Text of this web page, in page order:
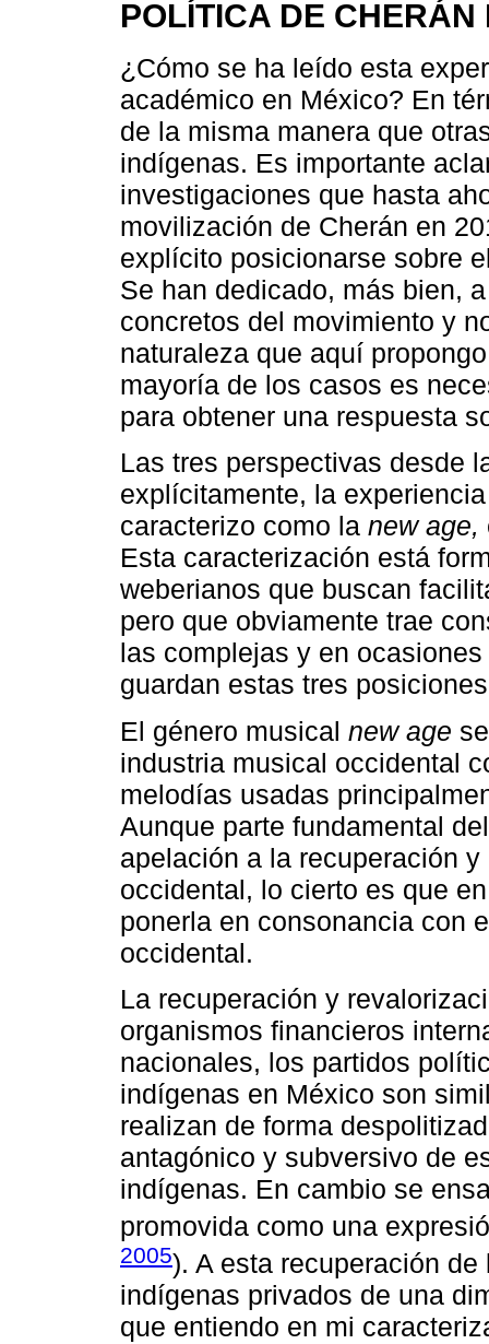
POLÍTICA DE CHERÁN
¿Cómo se ha leído esta
académico en México? En
de la misma manera que
indígenas. Es importante
investigaciones que hasta
movilización de Cherán en
explícito posicionarse sobre
Se han dedicado, más bien,
concretos del movimiento y
naturaleza que aquí
mayoría de los casos es
para obtener una respuesta
Las tres perspectivas desde
explícitamente, la
caracterizo como la new age,
Esta caracterización está
weberianos que buscan
pero que obviamente trae
las complejas y en
guardan estas tres
El género musical new age
industria musical occidental
melodías usadas
Aunque parte fundamental
apelación a la recuperación
occidental, lo cierto es que
ponerla en consonancia con
occidental.
La recuperación y
organismos financieros
nacionales, los partidos
indígenas en México son
realizan de forma
antagónico y subversivo de
indígenas. En cambio se
promovida como una
2005). A esta recuperación
indígenas privados de una
que entiendo en mi